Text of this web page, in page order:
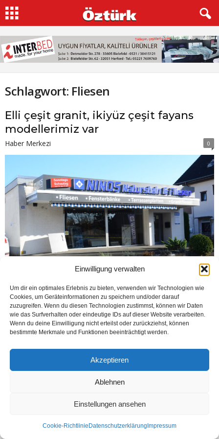
Einwilligung verwalten
Um dir ein optimales Erlebnis zu bieten, verwenden wir Technologien wie
Cookies, um Geräteinformationen zu speichern und/oder darauf
zuzugreifen. Wenn du diesen Technologien zustimmst, können wir Daten
wie das Surfverhalten oder eindeutige IDs auf dieser Website verarbeiten.
Wenn du deine Einwilligung nicht erteilst oder zurückziehst, können
bestimmte Merkmale und Funktionen beeinträchtigt werden.
Akzeptieren
Ablehnen
Einstellungen ansehen
Cookie-Richtlinie Datenschutzerklärung Impressum
Schlagwort: Fliesen
Elli çeşit granit, ikiyüz çeşit fayans
modellerimiz var
Haber Merkezi 0
LÖHNE (Öztürk) Evlere, dairelere, işyerlerine değer katan, farklı ve alımlı
gösteren ürünlerin başında; granit, mermer ve fayans çeşitleri gelir. Meslek
hayatında bu değerleri bildiği için...
Weiterlesen